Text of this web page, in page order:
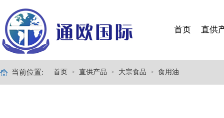
首页 直供
当前位置: 首页 > 直供产品 > 大宗食品 > 食用油